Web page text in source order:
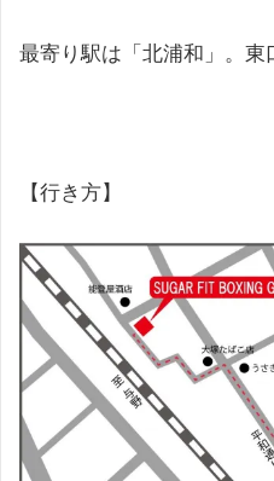
最寄り駅は「北浦和」。東
【行き方】